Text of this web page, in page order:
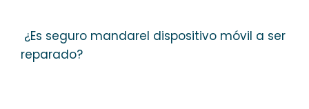
¿Es seguro mandarel dispositivo móvil a ser
reparado?